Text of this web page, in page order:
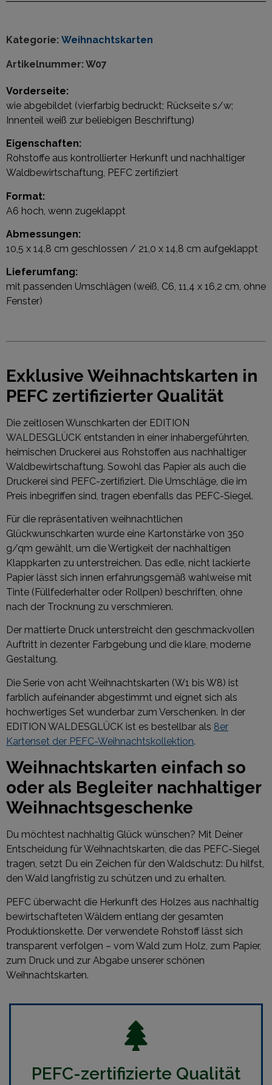
Kategorie: Weihnachtskarten
Artikelnummer: W07
Vorderseite:
wie abgebildet (vierfarbig bedruckt; Rückseite s/w;
Innenteil weiß zur beliebigen Beschriftung)
Eigenschaften:
Rohstoffe aus kontrollierter Herkunft und nachhaltiger
Waldbewirtschaftung, PEFC zertifiziert
Format:
A6 hoch, wenn zugeklappt
Abmessungen:
10,5 x 14,8 cm geschlossen / 21,0 x 14,8 cm aufgeklappt
Lieferumfang:
mit passenden Umschlägen (weiß, C6, 11,4 x 16,2 cm, ohne
Fenster)
Exklusive Weihnachtskarten in
PEFC zertifizierter Qualität
Die zeitlosen Wunschkarten der EDITION
WALDESGLÜCK entstanden in einer inhabergeführten,
heimischen Druckerei aus Rohstoffen aus nachhaltiger
Waldbewirtschaftung. Sowohl das Papier als auch die
Druckerei sind PEFC-zertifiziert. Die Umschläge, die im
Preis inbegriffen sind, tragen ebenfalls das PEFC-Siegel.
Für die repräsentativen weihnachtlichen
Glückwunschkarten wurde eine Kartonstärke von 350
g/qm gewählt, um die Wertigkeit der nachhaltigen
Klappkarten zu unterstreichen. Das edle, nicht lackierte
Papier lässt sich innen erfahrungsgemäß wahlweise mit
Tinte (Füllfederhalter oder Rollpen) beschriften, ohne
nach der Trocknung zu verschmieren.
Der mattierte Druck unterstreicht den geschmackvollen
Auftritt in dezenter Farbgebung und die klare, moderne
Gestaltung.
Die Serie von acht Weihnachtskarten (W1 bis W8) ist
farblich aufeinander abgestimmt und eignet sich als
hochwertiges Set wunderbar zum Verschenken. In der
EDITION WALDESGLÜCK ist es bestellbar als 8er
Kartenset der PEFC-Weihnachtskollektion.
Weihnachtskarten einfach so
oder als Begleiter nachhaltiger
Weihnachtsgeschenke
Du möchtest nachhaltig Glück wünschen? Mit Deiner
Entscheidung für Weihnachtskarten, die das PEFC-Siegel
tragen, setzt Du ein Zeichen für den Waldschutz: Du hilfst,
den Wald langfristig zu schützen und zu erhalten.
PEFC überwacht die Herkunft des Holzes aus nachhaltig
bewirtschafteten Wäldern entlang der gesamten
Produktionskette. Der verwendete Rohstoff lässt sich
transparent verfolgen – vom Wald zum Holz, zum Papier,
zum Druck und zur Abgabe unserer schönen
Weihnachtskarten.
PEFC-zertifizierte Qualität